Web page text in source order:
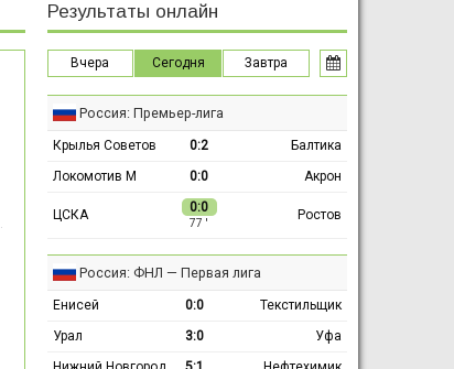
Результаты онлайн
Вчера Сегодня Завтра
Россия: Премьер-лига
Крылья Советов 0:2
Балтика
Локомотив М
0:0 Акрон
ЦСКА 0:0
77 ′
Ростов
Россия: ФНЛ — Первая лига
Енисей 0:0
Текстильщик
Урал
3:0
Уфа